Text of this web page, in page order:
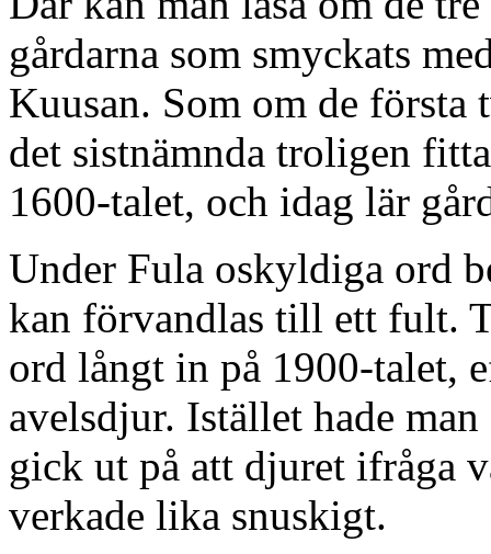
gårdarna som smyckats
Kuusan. Som om de första
det sistnämnda troligen
1600-talet, och idag lär
Under Fula oskyldiga ord
kan förvandlas till ett fult.
ord långt in på 1900-talet,
avelsdjur. Istället hade
gick ut på att djuret ifråga
verkade lika snuskigt.